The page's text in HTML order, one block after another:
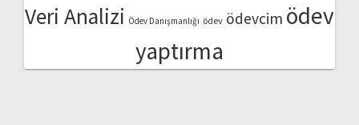
Veri Analizi Ödev Danışmanlığı ödev ödevcim ödev
yaptırma